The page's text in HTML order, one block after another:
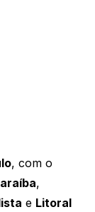
, com o
,
e Litoral